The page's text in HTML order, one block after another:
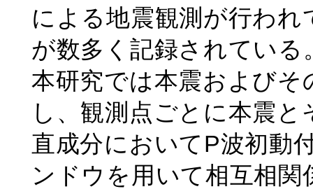
による地震観測が行わ
が数多く記録されている
本研究では本震およびそ
し、観測点ごとに本震
直成分においてP波初動
ンドウを用いて相互相